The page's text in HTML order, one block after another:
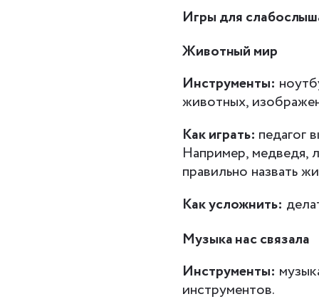
Игры для
Животный мир
Инструменты:
животных,
Как играть: педагог
Например, медведя,
правильно назвать
Как усложнить:
Музыка нас связала
Инструменты:
инструментов.